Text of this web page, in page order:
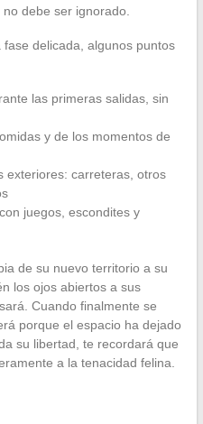
debe ser ignorado.
delicada, algunos puntos
las primeras salidas, sin
y de los momentos de
exteriores: carreteras, otros
juegos, escondites y
de su nuevo territorio a su
los ojos abiertos a sus
Cuando finalmente se
porque el espacio ha dejado
su libertad, te recordará que
a la tenacidad felina.